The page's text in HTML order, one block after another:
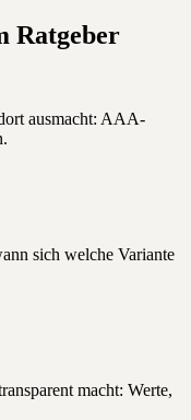
Ratgeber
ausmacht: AAA-
sich welche Variante
macht: Werte,